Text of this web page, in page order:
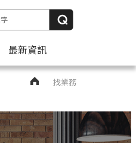
最新資訊
找業務